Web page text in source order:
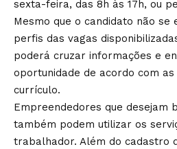
sexta-feira, das 8h às 17h, ou
Mesmo que o candidato não se
perfis das vagas
poderá cruzar informações e
oportunidade de acordo com
currículo.
Empreendedores que desejam
também podem utilizar os
trabalhador. Além do cadastro